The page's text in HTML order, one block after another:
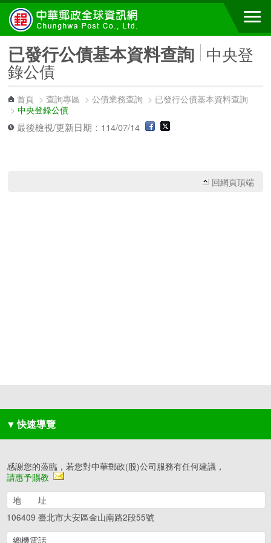
跳到主要內容區塊
已發行公債基本資料查詢 中央登
錄公債
首頁 >查詢專區 >公債業務查詢 > 已發行公債基本資料查詢
>中央登錄公債
最後檢視/更新日期：114/07/14
回網頁頂端
▼ 快速導覽
感謝您的蒞臨，若您對中華郵政(股)公司服務有任何建議，
請惠予賜教
地 址
106409 臺北市大安區金山南路2段55號
總機電話